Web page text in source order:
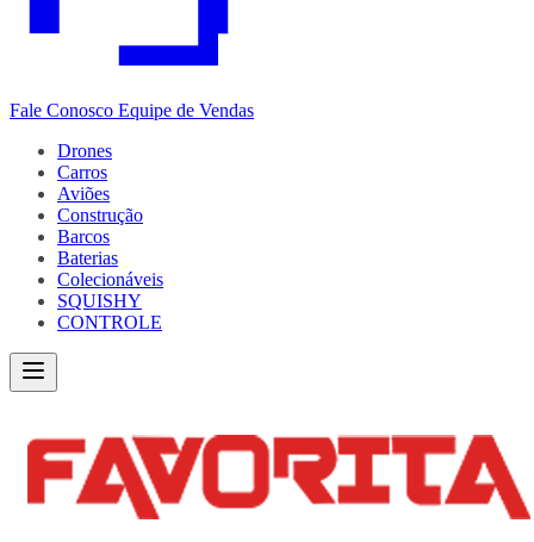
Fale Conosco Equipe de Vendas
Drones
Carros
Aviões
Construção
Barcos
Baterias
Colecionáveis
SQUISHY
CONTROLE